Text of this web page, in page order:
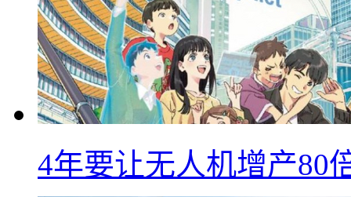
4年要让无人机增产80